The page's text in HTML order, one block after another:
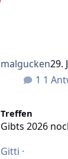
1
malgucken29.
Treffen
Gibts 2026
Gitti ·